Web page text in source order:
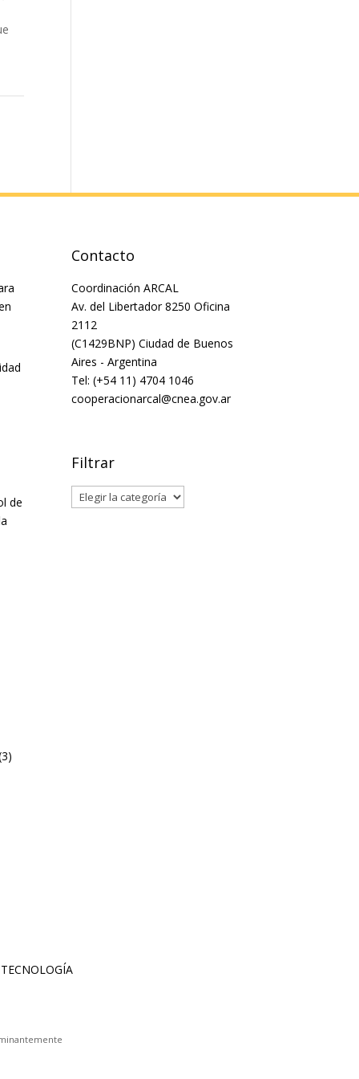
de
Contacto
Coordinación ARCAL
Av. del Libertador 8250 Oficina
2112
(C1429BNP) Ciudad de Buenos
Aires - Argentina
Tel: (+54 11) 4704 1046
cooperacionarcal@cnea.gov.ar
Filtrar
Filtrar